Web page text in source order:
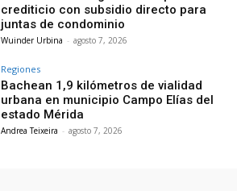
crediticio con subsidio directo para
juntas de condominio
Wuinder Urbina - agosto 7, 2026
Regiones
Bachean 1,9 kilómetros de vialidad
urbana en municipio Campo Elías del
estado Mérida
Andrea Teixeira - agosto 7, 2026